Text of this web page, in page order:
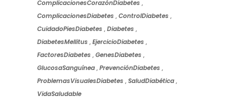
ComplicacionesCorazónDiabetes ,
ComplicacionesDiabetes ,ControlDiabetes ,
CuidadoPiesDiabetes ,Diabetes ,
DiabetesMellitus ,EjercicioDiabetes ,
FactoresDiabetes ,GenesDiabetes ,
GlucosaSanguínea,PrevenciónDiabetes ,
ProblemasVisualesDiabetes ,SaludDiabética,
VidaSaludable